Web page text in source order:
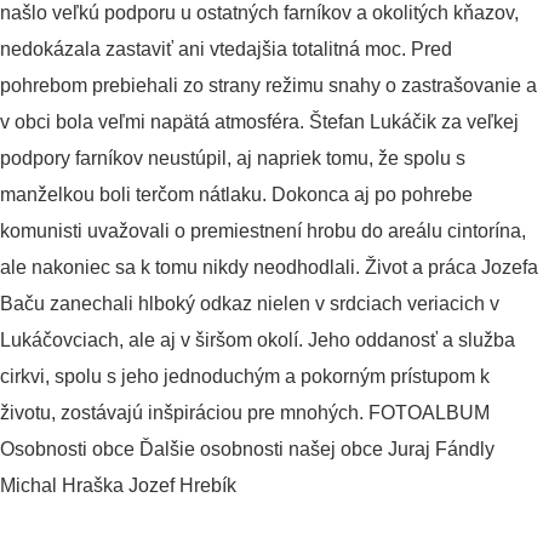
našlo veľkú podporu u ostatných farníkov a okolitých kňazov,
nedokázala zastaviť ani vtedajšia totalitná moc. Pred
pohrebom prebiehali zo strany režimu snahy o zastrašovanie a
v obci bola veľmi napätá atmosféra. Štefan Lukáčik za veľkej
podpory farníkov neustúpil, aj napriek tomu, že spolu s
manželkou boli terčom nátlaku. Dokonca aj po pohrebe
komunisti uvažovali o premiestnení hrobu do areálu cintorína,
ale nakoniec sa k tomu nikdy neodhodlali. Život a práca Jozefa
Baču zanechali hlboký odkaz nielen v srdciach veriacich v
Lukáčovciach, ale aj v širšom okolí. Jeho oddanosť a služba
cirkvi, spolu s jeho jednoduchým a pokorným prístupom k
životu, zostávajú inšpiráciou pre mnohých. FOTOALBUM
Osobnosti obce Ďalšie osobnosti našej obce Juraj Fándly
Michal Hraška Jozef Hrebík